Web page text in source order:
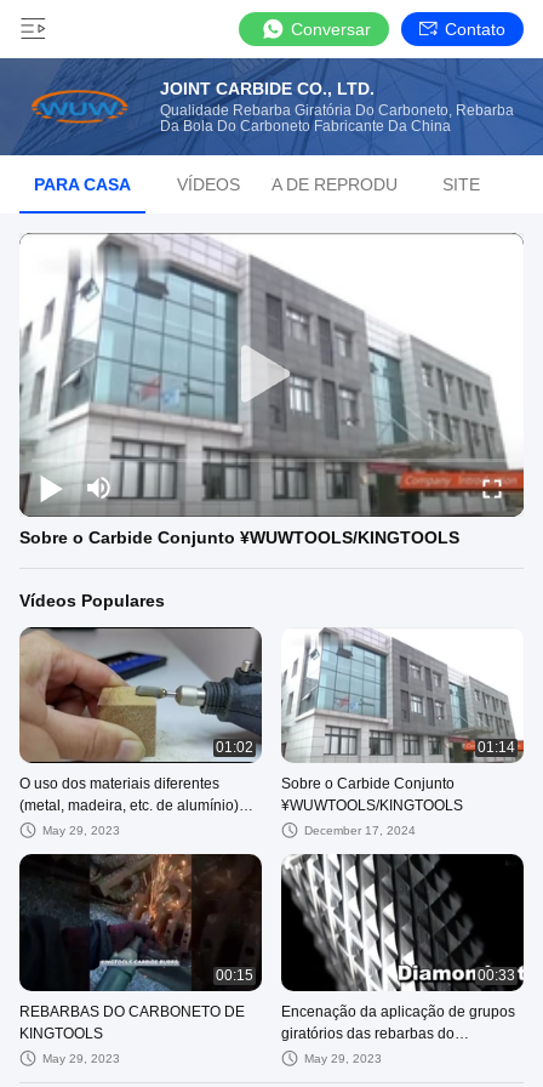
Conversar Contato
JOINT CARBIDE CO., LTD.
Qualidade Rebarba Giratória Do Carboneto, Rebarba
Da Bola Do Carboneto Fabricante Da China
PARA CASA VÍDEOSLISTA DE REPRODUÇÃO SITE
Sobre o Carbide Conjunto ¥WUWTOOLS/KINGTOOLS
Vídeos Populares
01:02
O uso dos materiais diferentes
(metal, madeira, etc. de alumínio)
por diversas rebarbas do carboneto
May 29, 2023
01:14
Sobre o Carbide Conjunto
¥WUWTOOLS/KINGTOOLS
December 17, 2024
00:15
REBARBAS DO CARBONETO DE
KINGTOOLS
May 29, 2023
00:33
Encenação da aplicação de grupos
giratórios das rebarbas do
carboneto
May 29, 2023